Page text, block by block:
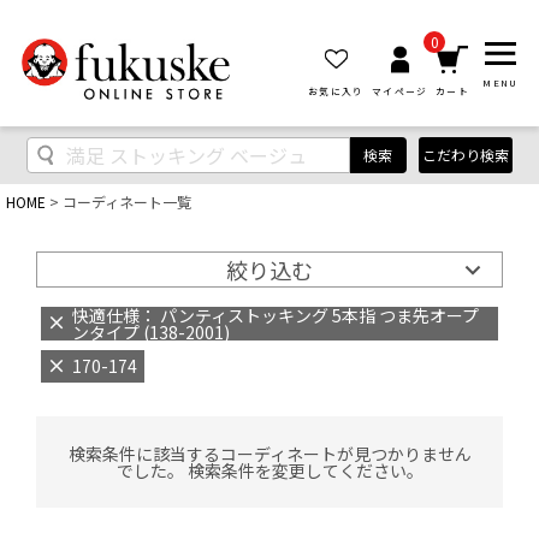
お気に入り マイページ
0
カート
MENU
検索 こだわり検索
HOME コーディネート一覧
絞り込む
快適仕様： パンティストッキング 5本指 つま先オープ
ンタイプ (138-2001)
170-174
検索条件に該当するコーディネートが見つかりません
でした。 検索条件を変更してください。